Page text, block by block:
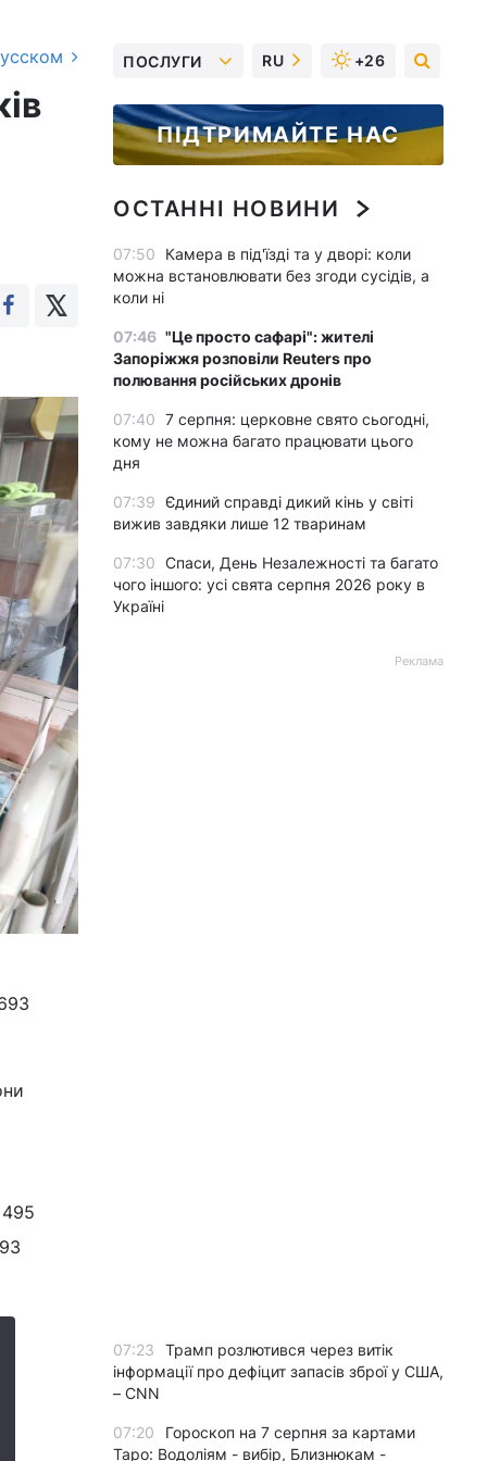
495
ПОСЛУГИ RU +26
ПІДТРИМАЙТЕ НАС
ОСТАННІ НОВИНИ
07:50
Камера в під'їзді та у дворі: коли
можна встановлювати без згоди сусідів, а
коли ні
07:46 "Це просто сафарі": жителі
Запоріжжя розповіли Reuters про
полювання російських дронів
07:40 7 серпня: церковне свято сьогодні,
кому не можна багато працювати цього
дня
07:39 Єдиний справді дикий кінь у світі
вижив завдяки лише 12 тваринам
07:30 Спаси, День Незалежності та багато
чого іншого: усі свята серпня 2026 року в
Україні
Реклама
07:23
Трамп розлютився через витік
інформації про дефіцит запасів зброї у США,
– CNN
07:20
Гороскоп на 7 серпня за картами
Таро: Водоліям - вибір, Близнюкам -